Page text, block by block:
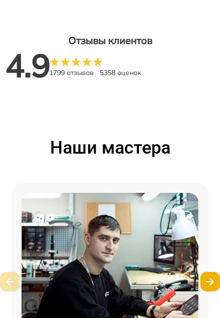
Отзывы клиентов
4.91799 отзывов 5358 оценок
Наши мастера